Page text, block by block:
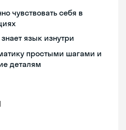
чувствовать себя в
язык изнутри
простыми шагами и
деталям